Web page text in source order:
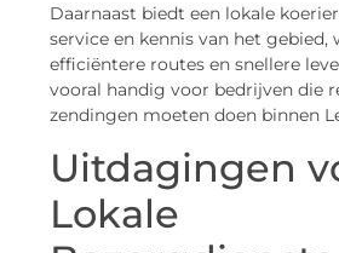
Daarnaast biedt een lokale
service en kennis van het gebied,
efficiëntere routes en snellere
vooral handig voor bedrijven die
zendingen moeten doen binnen
Uitdagingen
Lokale